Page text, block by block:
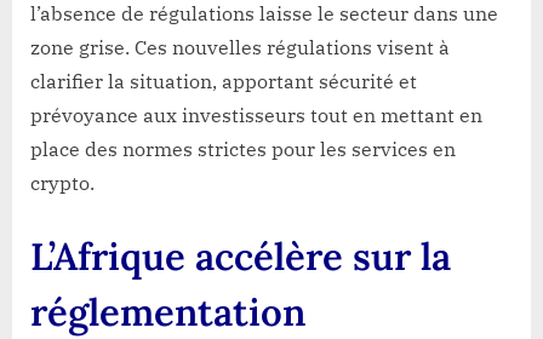
l’absence de régulations laisse le secteur dans une
zone grise. Ces nouvelles régulations visent à
clarifier la situation, apportant sécurité et
prévoyance aux investisseurs tout en mettant en
place des normes strictes pour les services en
crypto.
L’Afrique accélère sur la
réglementation